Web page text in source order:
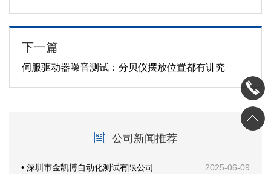
下一篇
伺服驱动器噪音测试：分贝仪摆放位置都有讲究
公司新闻推荐
• 深圳市金凯博自动化测试有限公司乔迁新址暨开业仪式圆满举行
2025-06-09